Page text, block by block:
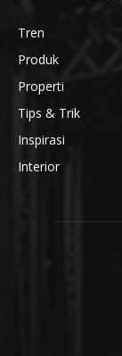
Tren
Produk
Properti
Tips & Trik
Inspirasi
Interior